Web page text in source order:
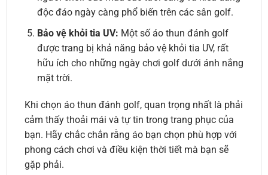
độc đáo ngày càng phổ biến trên các sân golf.
Bảo vệ khỏi tia UV: Một số áo thun đánh golf
được trang bị khả năng bảo vệ khỏi tia UV, rất
hữu ích cho những ngày chơi golf dưới ánh nắng
mặt trời.
Khi chọn áo thun đánh golf, quan trọng nhất là phải
cảm thấy thoải mái và tự tin trong trang phục của
bạn. Hãy chắc chắn rằng áo bạn chọn phù hợp với
phong cách chơi và điều kiện thời tiết mà bạn sẽ
gặp phải.